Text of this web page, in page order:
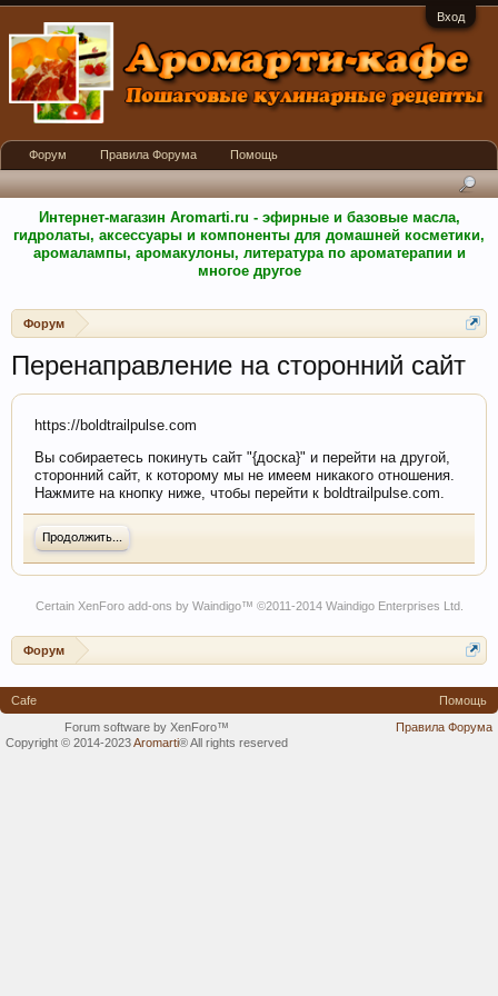
Вход
Интернет-магазин Aromarti.ru - эфирные и базовые масла,
гидролаты, аксессуары и компоненты для домашней косметики,
аромалампы, аромакулоны, литература по ароматерапии и
многое другое
Форум
Перенаправление на сторонний сайт
https://boldtrailpulse.com
Вы собираетесь покинуть сайт "{доска}" и перейти на другой,
сторонний сайт, к которому мы не имеем никакого отношения.
Нажмите на кнопку ниже, чтобы перейти к boldtrailpulse.com.
Продолжить...
Certain XenForo add-ons by Waindigo™ ©2011-2014 Waindigo Enterprises Ltd.
Форум
Форум Правила Форума Помощь
Cafe
Помощь
Правила Форума
Forum software by XenForo™
Copyright © 2014-2023Aromarti®All rights reserved